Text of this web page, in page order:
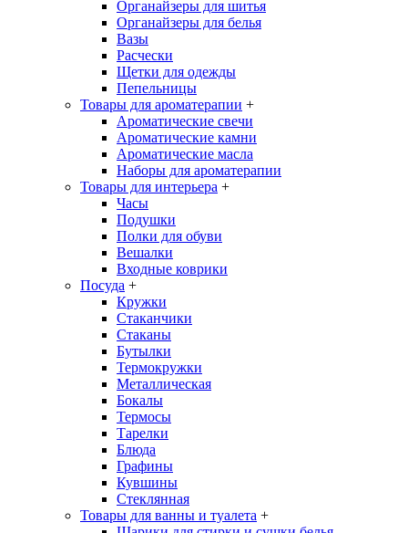
Органайзеры для шитья
Органайзеры для белья
Вазы
Расчески
Щетки для одежды
Пепельницы
Товары для ароматерапии +
Ароматические свечи
Ароматические камни
Ароматические масла
Наборы для ароматерапии
Товары для интерьера +
Часы
Подушки
Полки для обуви
Вешалки
Входные коврики
Посуда +
Кружки
Стаканчики
Стаканы
Бутылки
Термокружки
Металлическая
Бокалы
Термосы
Тарелки
Блюда
Графины
Кувшины
Стеклянная
Товары для ванны и туалета +